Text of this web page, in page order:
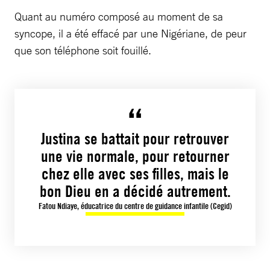
Quant au numéro composé au moment de sa
syncope, il a été effacé par une Nigériane, de peur
que son téléphone soit fouillé.
Justina se battait pour retrouver
une vie normale, pour retourner
chez elle avec ses filles, mais le
bon Dieu en a décidé autrement.
Fatou Ndiaye, éducatrice du centre de guidance infantile (Cegid)